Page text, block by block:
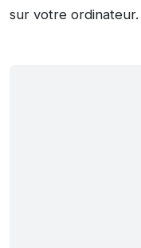
sur votre ordinateur.